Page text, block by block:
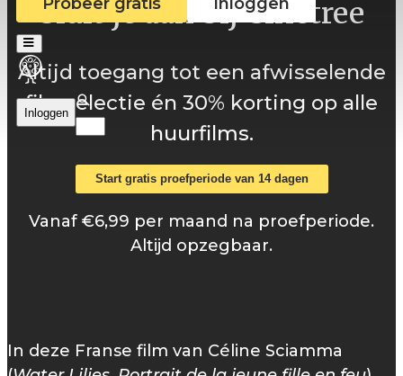
Inloggen
Sluit je aan bij Cinetree
Altijd toegang tot een afwisselende
filmselectie én 30% korting op alle
huurfilms.
Start gratis proefperiode van 14 dagen
Vanaf €6,99 per maand na proefperiode.
Altijd opzegbaar.
In deze Franse film van Céline Sciamma